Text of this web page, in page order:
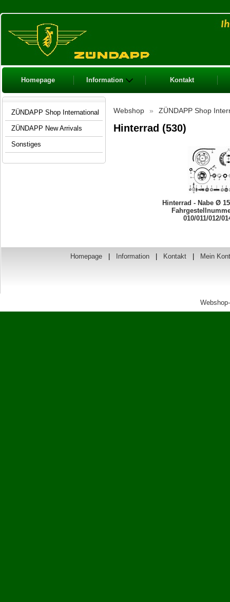
Homepage Information Kontakt
Webshop » ZÜNDAPP Shop
Hinterrad (530)
Hinterrad - Nabe Ø
010/011/012/
ZÜNDAPP Shop International
ZÜNDAPP New Arrivals
Sonstiges
Homepage | Information | Kontakt | Mein